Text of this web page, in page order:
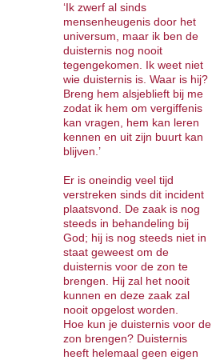
‘Ik zwerf al sinds
mensenheugenis door het
universum, maar ik ben de
duisternis nog nooit
tegengekomen. Ik weet niet
wie duisternis is. Waar is hij?
Breng hem alsjeblieft bij me
zodat ik hem om vergiffenis
kan vragen, hem kan leren
kennen en uit zijn buurt kan
blijven.’
Er is oneindig veel tijd
verstreken sinds dit incident
plaatsvond. De zaak is nog
steeds in behandeling bij
God; hij is nog steeds niet in
staat geweest om de
duisternis voor de zon te
brengen. Hij zal het nooit
kunnen en deze zaak zal
nooit opgelost worden.
Hoe kun je duisternis voor de
zon brengen? Duisternis
heeft helemaal geen eigen